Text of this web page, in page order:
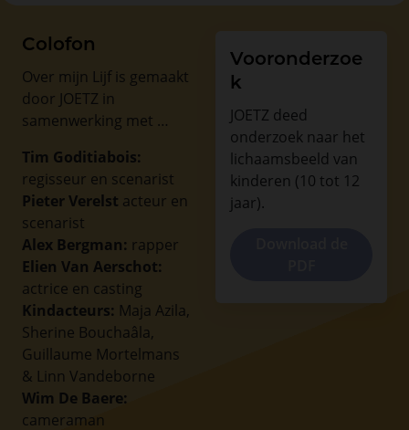
Colofon
Over mijn Lijf is gemaakt
door JOETZ in
samenwerking met …
Tim Goditiabois:
regisseur en scenarist
Pieter Verelst acteur en
scenarist
Alex Bergman: rapper
Elien Van Aerschot:
actrice en casting
Kindacteurs: Maja Azila,
Sherine Bouchaâla,
Guillaume Mortelmans
& Linn Vandeborne
Wim De Baere:
cameraman
Vooronderzoe
k
JOETZ deed
onderzoek naar het
lichaamsbeeld van
kinderen (10 tot 12
jaar).